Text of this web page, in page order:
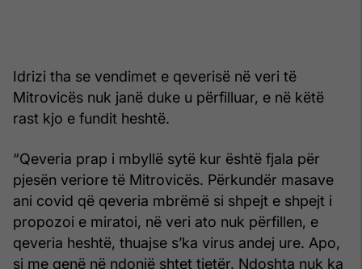
Idrizi tha se vendimet e qeverisë në veri të
Mitrovicës nuk janë duke u përfilluar, e në këtë
rast kjo e fundit heshtë.
“Qeveria prap i mbyllë sytë kur është fjala për
pjesën veriore të Mitrovicës. Përkundër masave
ani covid që qeveria mbrëmë si shpejt e shpejt i
propozoi e miratoi, në veri ato nuk përfillen, e
qeveria heshtë, thuajse s’ka virus andej ure. Apo,
si me qenë në ndonjë shtet tjetër. Ndoshta nuk ka